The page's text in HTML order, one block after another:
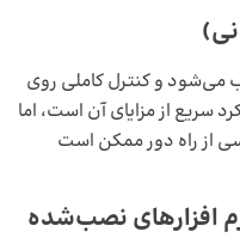
می‌شود و کنترل کاملی روی
سریع از مزایای آن است، اما
از راه دور ممکن است
افزارهای نصب‌شده